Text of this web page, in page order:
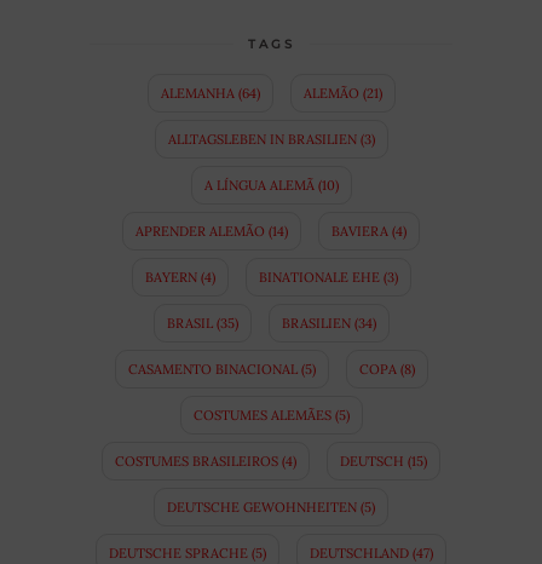
TAGS
ALEMANHA(64) ALEMÃO (21)
ALLTAGSLEBEN IN BRASILIEN(3)
A LÍNGUA ALEMÃ(10)
APRENDER ALEMÃO (14) BAVIERA (4)
BAYERN(4) BINATIONALE EHE(3)
BRASIL(35) BRASILIEN(34)
CASAMENTO BINACIONAL(5) COPA(8)
COSTUMES ALEMÃES(5)
COSTUMES BRASILEIROS (4) DEUTSCH (15)
DEUTSCHE GEWOHNHEITEN (5)
DEUTSCHE SPRACHE (5) DEUTSCHLAND (47)